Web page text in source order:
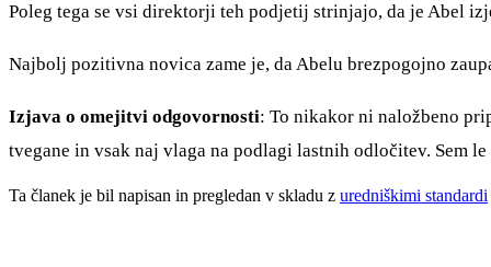
Poleg tega se vsi direktorji teh podjetij strinjajo, da je Abel
Najbolj pozitivna novica zame je, da Abelu brezpogojno
Izjava o omejitvi odgovornosti: To nikakor ni naložbeno
tvegane in vsak naj vlaga na podlagi lastnih odločitev. Sem
Ta članek je bil napisan in pregledan v skladu z uredniškimi standardi